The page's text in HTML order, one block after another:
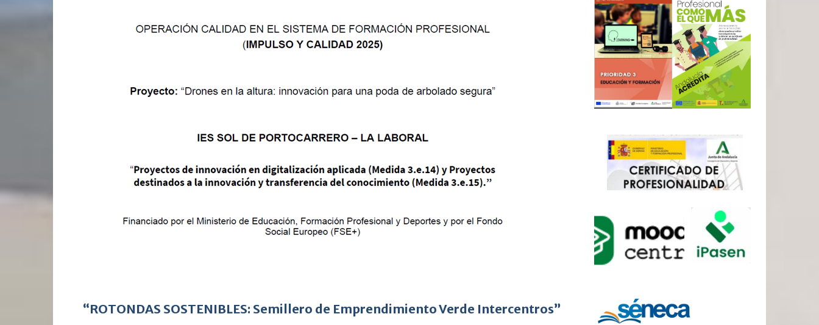
“ROTONDAS SOSTENIBLES: Semillero de Emprendimiento Verde Intercentros”